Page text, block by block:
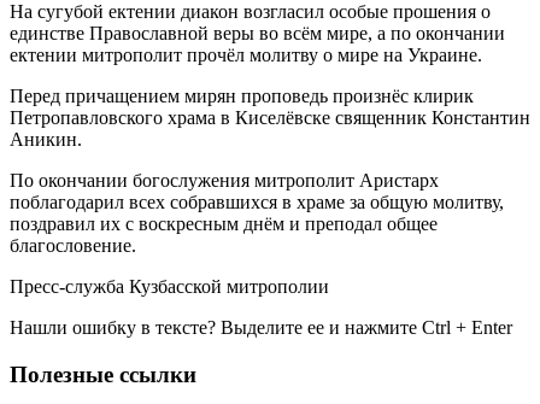
На сугубой ектении диакон возгласил особые прошения о
единстве Православной веры во всём мире, а по окончании
ектении митрополит прочёл молитву о мире на Украине.
Перед причащением мирян проповедь произнёс клирик
Петропавловского храма в Киселёвске священник Константин
Аникин.
По окончании богослужения митрополит Аристарх
поблагодарил всех собравшихся в храме за общую молитву,
поздравил их с воскресным днём и преподал общее
благословение.
Пресс-служба Кузбасской митрополии
Нашли ошибку в тексте? Выделите ее и нажмите Ctrl + Enter
Полезные ссылки